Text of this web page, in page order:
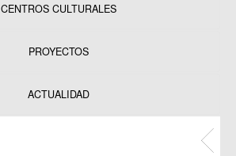
CENTROS CULTURALES
PROYECTOS
Programas
ACTUALIDAD